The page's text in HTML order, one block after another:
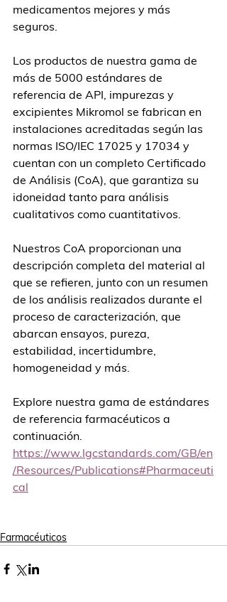
medicamentos mejores y más
seguros.
Los productos de nuestra gama de
más de 5000 estándares de
referencia de API, impurezas y
excipientes Mikromol se fabrican en
instalaciones acreditadas según las
normas ISO/IEC 17025 y 17034 y
cuentan con un completo Certificado
de Análisis (CoA), que garantiza su
idoneidad tanto para análisis
cualitativos como cuantitativos.
Nuestros CoA proporcionan una
descripción completa del material al
que se refieren, junto con un resumen
de los análisis realizados durante el
proceso de caracterización, que
abarcan ensayos, pureza,
estabilidad, incertidumbre,
homogeneidad y más.
Explore nuestra gama de estándares
de referencia farmacéuticos a
continuación.
https://www.lgcstandards.com/GB/en
/Resources/Publications#Pharmaceuti
cal
Farmacéuticos